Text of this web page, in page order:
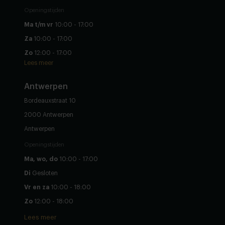
Openingstijden
Ma t/m vr 10:00 - 17:00
Za 10:00 - 17:00
Zo 12:00 - 17:00
Lees meer
Antwerpen
Bordeauxstraat 10
2000 Antwerpen
Antwerpen
Openingstijden
Ma, wo, do 10:00 - 17:00
Di Gesloten
Vr en za 10:00 - 18:00
Zo 12:00 - 18:00
Lees meer